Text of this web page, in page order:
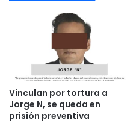
Vinculan por tortura a
Jorge N, se queda en
prisión preventiva